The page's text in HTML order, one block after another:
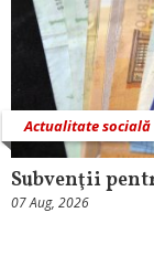
Actualitate socială
Subvenţii
07 Aug, 2026